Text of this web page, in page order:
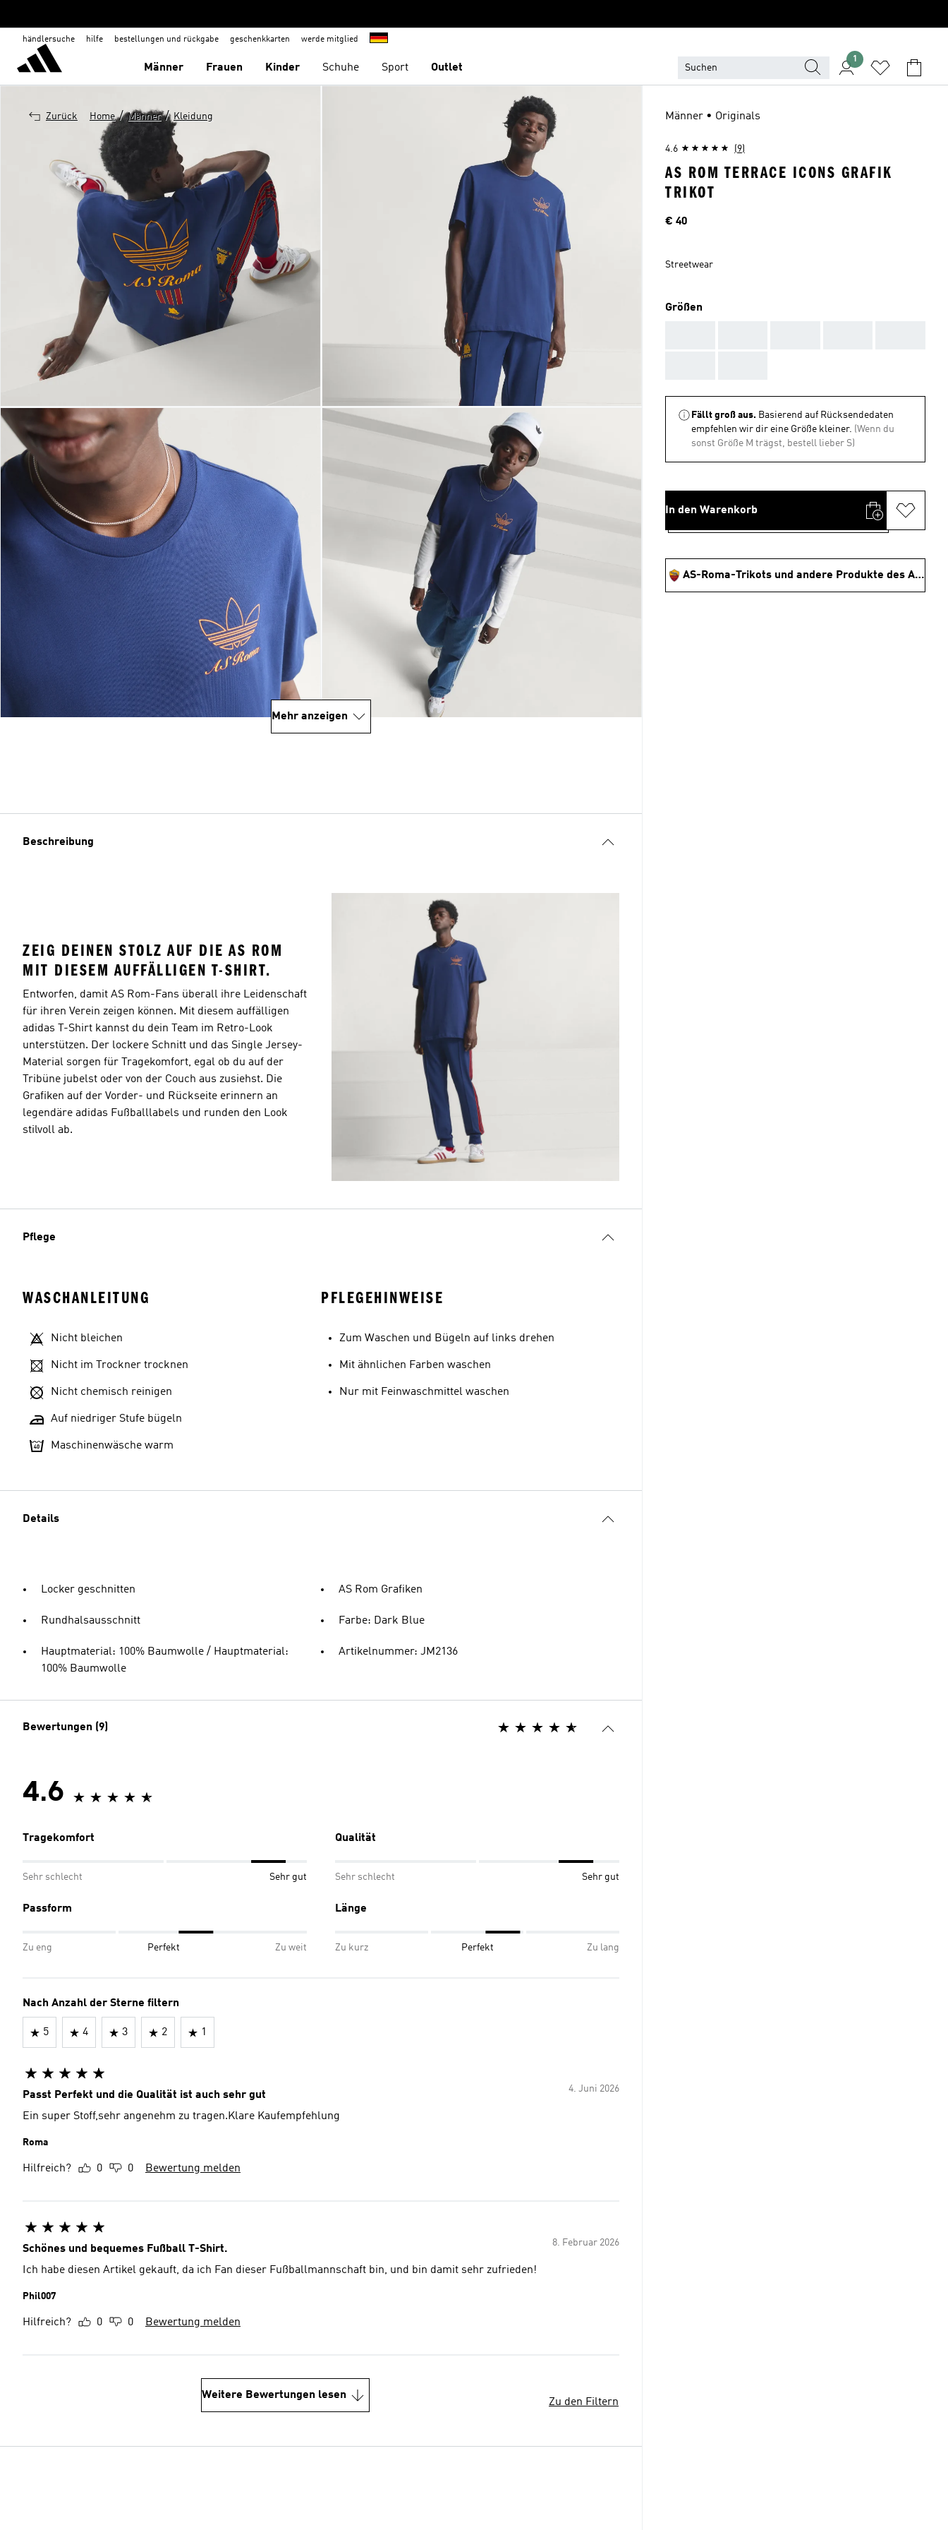
händlersuche hilfe bestellungen und rückgabe geschenkkarten werde mitglied
Männer Frauen Kinder Schuhe Sport Outlet
1
Zurück Home / Männer / Kleidung
Mehr anzeigen
Beschreibung
ZEIG DEINEN STOLZ AUF DIE AS ROM
MIT DIESEM AUFFÄLLIGEN T-SHIRT.
Entworfen, damit AS Rom-Fans überall ihre Leidenschaft
für ihren Verein zeigen können. Mit diesem auffälligen
adidas T-Shirt kannst du dein Team im Retro-Look
unterstützen. Der lockere Schnitt und das Single Jersey-
Material sorgen für Tragekomfort, egal ob du auf der
Tribüne jubelst oder von der Couch aus zusiehst. Die
Grafiken auf der Vorder- und Rückseite erinnern an
legendäre adidas Fußballlabels und runden den Look
stilvoll ab.
Pflege
WASCHANLEITUNG
Nicht bleichen
Nicht im Trockner trocknen
Nicht chemisch reinigen
Auf niedriger Stufe bügeln
Maschinenwäsche warm
PFLEGEHINWEISE
Zum Waschen und Bügeln auf links drehen
Mit ähnlichen Farben waschen
Nur mit Feinwaschmittel waschen
Details
Locker geschnitten
Rundhalsausschnitt
Hauptmaterial: 100% Baumwolle / Hauptmaterial:
100% Baumwolle
AS Rom Grafiken
Farbe: Dark Blue
Artikelnummer: JM2136
Bewertungen (9)
4.6
Tragekomfort
Sehr schlecht Sehr gut
Qualität
Sehr schlecht Sehr gut
Passform
Zu eng Perfekt Zu weit
Länge
Zu kurz Perfekt Zu lang
Nach Anzahl der Sterne filtern
5 4 3 2 1
4. Juni 2026
Passt Perfekt und die Qualität ist auch sehr gut
Ein super Stoff,sehr angenehm zu tragen.Klare Kaufempfehlung
Roma
Hilfreich? 0 0 Bewertung melden
8. Februar 2026
Schönes und bequemes Fußball T-Shirt.
Ich habe diesen Artikel gekauft, da ich Fan dieser Fußballmannschaft bin, und bin damit sehr zufrieden!
Phil007
Hilfreich? 0 0 Bewertung melden
Weitere Bewertungen lesen
Zu den Filtern
Männer • Originals
4.6 (9)
AS ROM TERRACE ICONS GRAFIK
TRIKOT
Preis
€ 40
Streetwear
Größen
Fällt groß aus. Basierend auf Rücksendedaten
empfehlen wir dir eine Größe kleiner. (Wenn du
sonst Größe M trägst, bestell lieber S)
In den Warenkorb
AS-Roma-Trikots und andere Produkte des AS Rom Shoppen